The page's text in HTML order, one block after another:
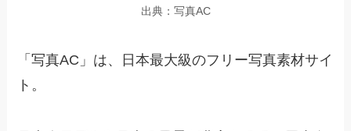
出典：写真AC
「写真AC」は、日本最大級のフリー写真素材サイ
ト。